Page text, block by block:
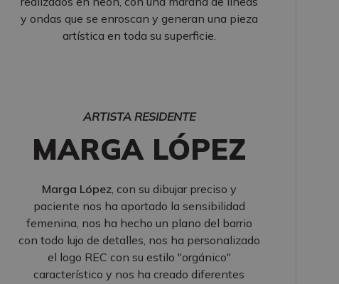
y ondas que se enroscan y generan una pieza
artística en toda su superficie.
ARTISTA RESIDENTE
MARGA LÓPEZ
Marga López, con su dibujar preciso y
paciente nos ha aportado la sensibilidad
femenina, nos ha hecho un plano del barrio
con todo lujo de detalles, nos ha personalizado
el logo REC con su estilo "orgánico"
característico y nos ha creado diferentes